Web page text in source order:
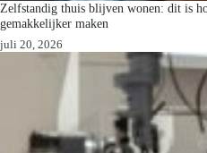
Zelfstandig thuis blijven wonen: dit is
gemakkelijker maken
juli 20, 2026